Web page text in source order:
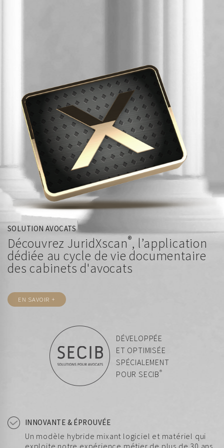
SOLUTION AVOCATS
Découvrez JuridXscan®, l’application
dédiée au cycle de vie documentaire
des cabinets d'avocats
EN SAVOIR +
DÉVELOPPÉE
ET OPTIMISÉE
SPÉCIALEMENT
POUR SECIB®
INNOVANTE & ÉPROUVÉE
Un modèle hybride mixant logiciel et matériel qui
exploite notre expérience métier de plus de 30 ans